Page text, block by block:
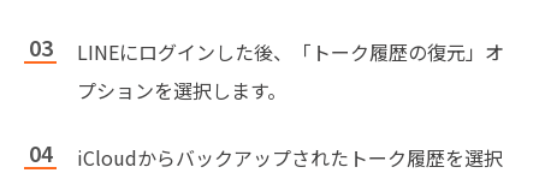
LINEにログインした後、「トーク履歴の復元」オ
プションを選択します。
iCloudからバックアップされたトーク履歴を選択